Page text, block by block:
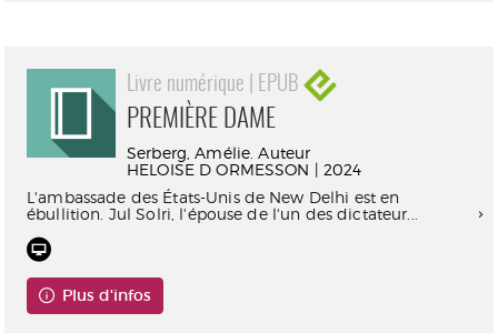
Livre numérique | EPUB
PREMIÈRE DAME
Serberg, Amélie. Auteur
HELOISE D ORMESSON | 2024
L'ambassade des États-Unis de New Delhi est en
ébullition. Jul Solri, l'épouse de l'un des dictateur...
Plus d'infos